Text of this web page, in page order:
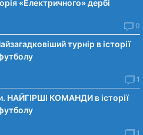
«Електричного» дербі
0
турнір в історії
1
НАЙГІРШІ КОМАНДИ в історії
1